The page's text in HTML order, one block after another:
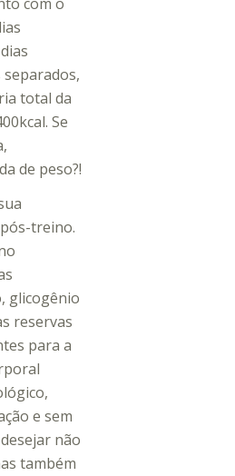
separados,
total da
Se
de peso?!
treino.
glicogênio
reservas
para a
e sem
não
também